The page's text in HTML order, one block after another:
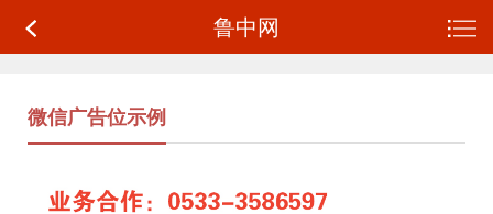
鲁中网
微信广告位示例